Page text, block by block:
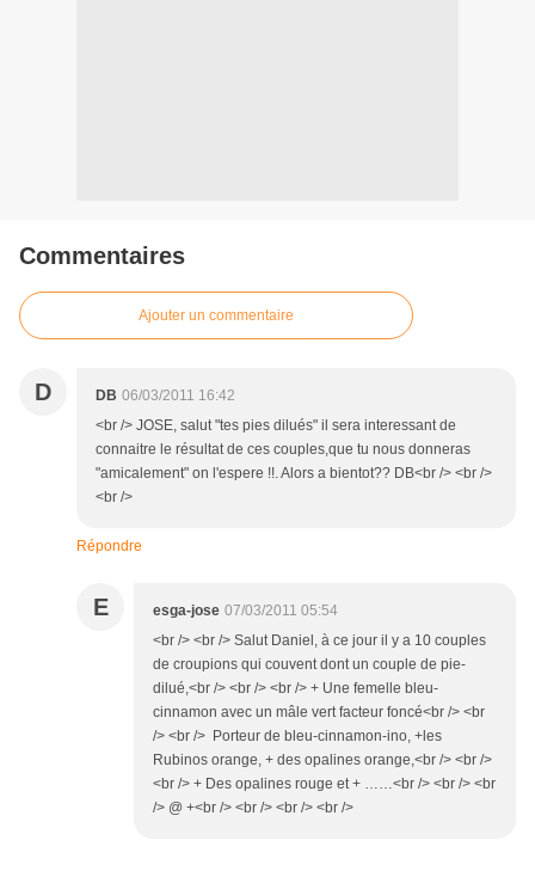
Commentaires
Ajouter un commentaire
D DB 06/03/2011 16:42
<br /> JOSE, salut "tes pies dilués" il sera interessant de
connaitre le résultat de ces couples,que tu nous donneras
"amicalement" on l'espere !!. Alors a bientot?? DB<br /> <br />
<br />
Répondre
E esga-jose 07/03/2011 05:54
<br /> <br /> Salut Daniel, à ce jour il y a 10 couples
de croupions qui couvent dont un couple de pie-
dilué,<br /> <br /> <br /> + Une femelle bleu-
cinnamon avec un mâle vert facteur foncé<br /> <br
/> <br /> Porteur de bleu-cinnamon-ino, +les
Rubinos orange, + des opalines orange,<br /> <br />
<br /> + Des opalines rouge et + ……<br /> <br /> <br
/> @ +<br /> <br /> <br /> <br />